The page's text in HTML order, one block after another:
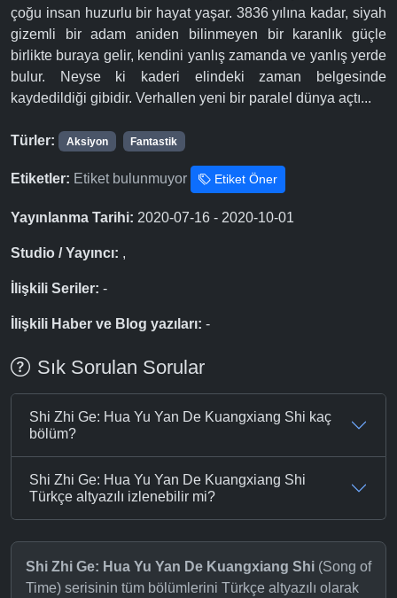
çoğu insan huzurlu bir hayat yaşar. 3836 yılına kadar, siyah
gizemli bir adam aniden bilinmeyen bir karanlık güçle
birlikte buraya gelir, kendini yanlış zamanda ve yanlış yerde
bulur. Neyse ki kaderi elindeki zaman belgesinde
kaydedildiği gibidir. Verhallen yeni bir paralel dünya açtı...
Türler: Aksiyon Fantastik
Etiketler: Etiket bulunmuyor Etiket Öner
Yayınlanma Tarihi: 2020-07-16 - 2020-10-01
Studio / Yayıncı: ,
İlişkili Seriler: -
İlişkili Haber ve Blog yazıları: -
Sık Sorulan Sorular
Shi Zhi Ge: Hua Yu Yan De Kuangxiang Shi kaç
bölüm?
Shi Zhi Ge: Hua Yu Yan De Kuangxiang Shi
Türkçe altyazılı izlenebilir mi?
Shi Zhi Ge: Hua Yu Yan De Kuangxiang Shi (Song of
Time) serisinin tüm bölümlerini Türkçe altyazılı olarak